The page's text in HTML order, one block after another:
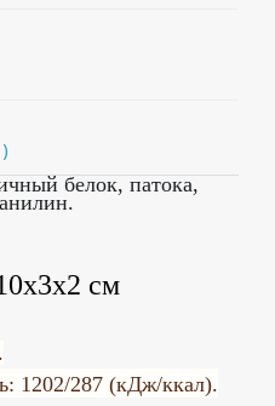
белок, патока,
см
1202/287 (кДж/ккал).